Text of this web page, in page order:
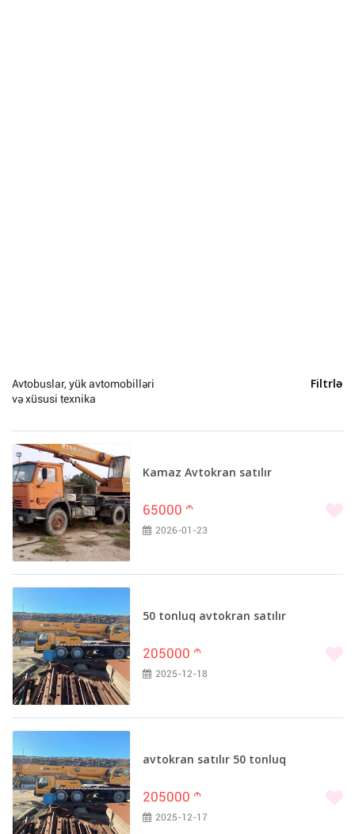
Avtobuslar, yük avtomobilləri
və xüsusi texnika
Filtrlə
Kamaz Avtokran satılır
65000 m
2026-01-23
50 tonluq avtokran satılır
205000 m
2025-12-18
avtokran satılır 50 tonluq
205000 m
2025-12-17